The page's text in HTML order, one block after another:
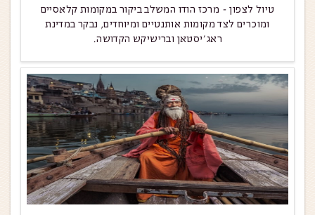
טיול לצפון - מרכז הודו המשלב ביקור במקומות קלאסיים
ומוכרים לצד מקומות אותנטיים ומיוחדים, נבקר במדינת
ראג'יסטאן וברישיקש הקדושה.